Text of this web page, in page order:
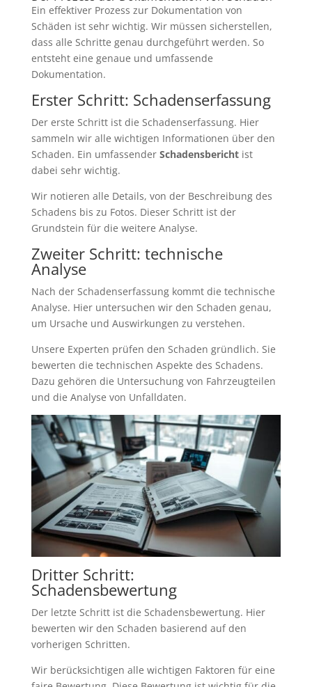
Ein effektiver Prozess zur Dokumentation von
Schäden ist sehr wichtig. Wir müssen sicherstellen,
dass alle Schritte genau durchgeführt werden. So
entsteht eine genaue und umfassende
Dokumentation.
Erster Schritt: Schadenserfassung
Der erste Schritt ist die Schadenserfassung. Hier
sammeln wir alle wichtigen Informationen über den
Schaden. Ein umfassender Schadensberichtist
dabei sehr wichtig.
Wir notieren alle Details, von der Beschreibung des
Schadens bis zu Fotos. Dieser Schritt ist der
Grundstein für die weitere Analyse.
Zweiter Schritt: technische
Analyse
Nach der Schadenserfassung kommt die technische
Analyse. Hier untersuchen wir den Schaden genau,
um Ursache und Auswirkungen zu verstehen.
Unsere Experten prüfen den Schaden gründlich. Sie
bewerten die technischen Aspekte des Schadens.
Dazu gehören die Untersuchung von Fahrzeugteilen
und die Analyse von Unfalldaten.
Dritter Schritt:
Schadensbewertung
Der letzte Schritt ist die Schadensbewertung. Hier
bewerten wir den Schaden basierend auf den
vorherigen Schritten.
Wir berücksichtigen alle wichtigen Faktoren für eine